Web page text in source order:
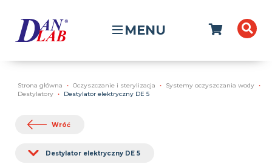
MENU
Strona główna Oczyszczanie i sterylizacja
Systemy oczyszczania wody
Destylatory
Destylator elektryczny DE 5
Wróć
Destylator elektryczny DE 5